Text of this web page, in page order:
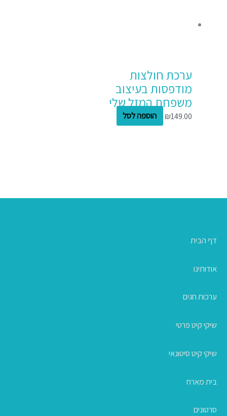
ערכת חולצות
מודפסות בעיצוב
משפחת המזל שלי
₪149.00 הוספה לסל
דף הבית
אודותינו
ערכות חגים
שיקי קיט פרטי
שיקי קיט סיטונאי
בית מארח
סרטונים